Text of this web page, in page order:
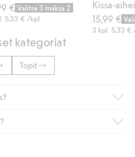
€ Valitse 3 maksa 2
5,33 € /kpl 15,99 €
3 kpl. 5,33 €
kategoriat
Topit
aina ilmaisen toimituksen